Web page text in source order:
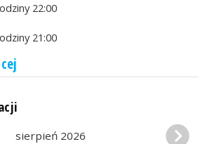
22:00
21:00
sierpień 2026